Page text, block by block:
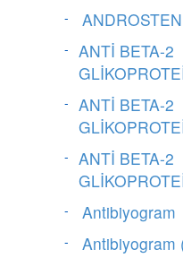
ANTİ BETA-2
ANTİ BETA-2
ANTİ BETA-2
Antibiyogram
Antibiyogram